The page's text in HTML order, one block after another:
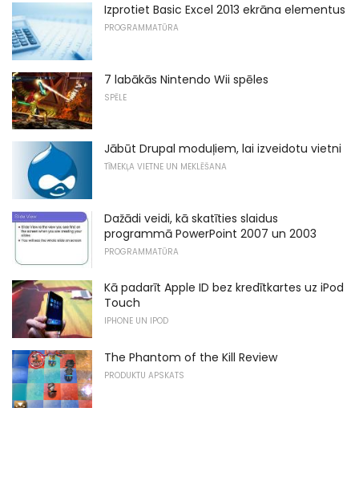
Izprotiet Basic Excel 2013 ekrāna elementus
PROGRAMMATŪRA
7 labākās Nintendo Wii spēles
SPĒLE
Jābūt Drupal moduļiem, lai izveidotu vietni
TĪMEKĻA VIETNE UN MEKLĒŠANA
Dažādi veidi, kā skatīties slaidus
programmā PowerPoint 2007 un 2003
PROGRAMMATŪRA
Kā padarīt Apple ID bez kredītkartes uz iPod
Touch
IPHONE UN IPOD
The Phantom of the Kill Review
PRODUKTU APSKATS